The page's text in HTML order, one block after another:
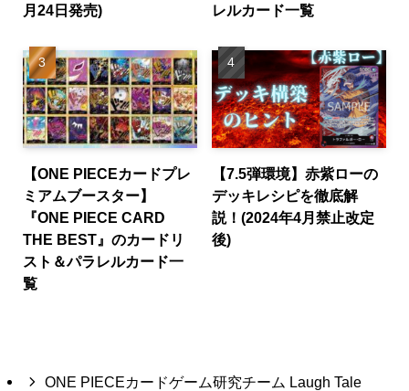
月24日発売)
レルカード一覧
【ONE PIECEカードプレ
ミアムブースター】
『ONE PIECE CARD
THE BEST』のカードリ
スト＆パラレルカード一
覧
【7.5弾環境】赤紫ローの
デッキレシピを徹底解
説！(2024年4月禁止改定
後)
ONE PIECEカードゲーム研究チーム Laugh Tale